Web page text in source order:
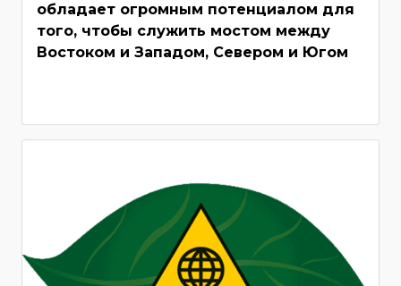
обладает огромным потенциалом для
того, чтобы служить мостом между
Востоком и Западом, Севером и Югом